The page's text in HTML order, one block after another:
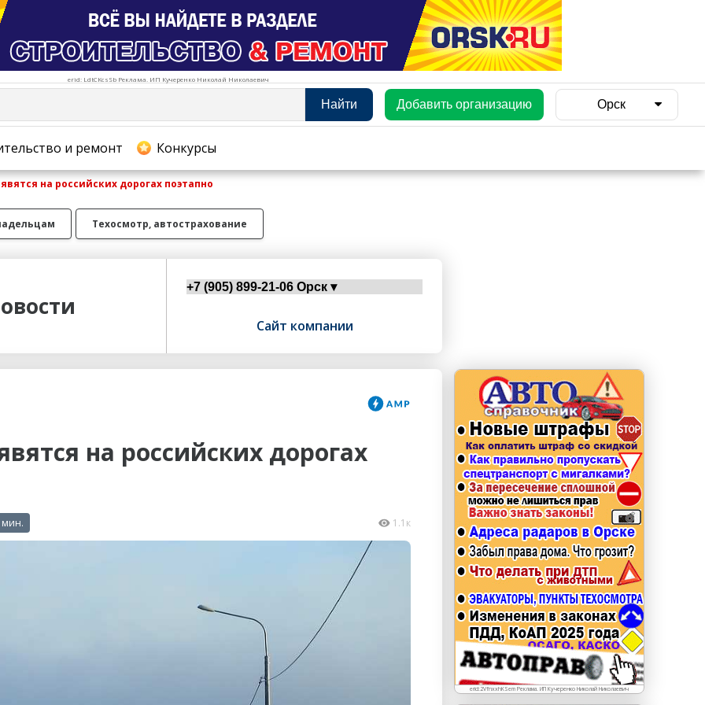
erid: LdtCKcsSb Реклама. ИП Кучеренко Николай Николаевич
Найти Добавить организацию Орск
и ремонт Конкурсы
erid: LdtCKJjWj Реклама. ИП Кучеренко Николай
Николаевич
на российских дорогах поэтапно
Техосмотр, автострахование
Сайт компании
на российских дорогах
мин. 1.1к
erid:2VfnxxhKSem Реклама. ИП Кучеренко Николай Николаевич